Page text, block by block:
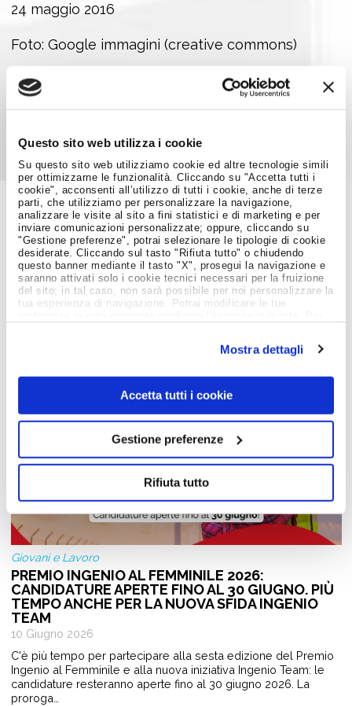
Questo sito web utilizza i cookie
Su questo sito web utilizziamo cookie ed altre tecnologie simili
per ottimizzarne le funzionalità. Cliccando su "Accetta tutti i
cookie", acconsenti all’utilizzo di tutti i cookie, anche di terze
parti, che utilizziamo per personalizzare la navigazione,
analizzare le visite al sito a fini statistici e di marketing e per
inviare comunicazioni personalizzate; oppure, cliccando su
"Gestione preferenze", potrai selezionare le tipologie di cookie
desiderate. Cliccando sul tasto "Rifiuta tutto" o chiudendo
questo banner mediante il tasto "X", prosegui la navigazione e
saranno attivati solo i cookie tecnici necessari per la fruizione
del sito; in tal caso, non sarà possibile per noi personalizzare la
tua esperienza di navigazione. Potrai modificare le tue
Mostra dettagli
Accetta tutti i cookie
Gestione preferenze
Rifiuta tutto
24 maggio 2016
Foto: Google immagini (creative commons)
Job Meeting
MAGAZINE
Notizie dal Mondo del Lavoro
Giovani e Lavoro
PREMIO INGENIO AL FEMMINILE 2026:
CANDIDATURE APERTE FINO AL 30 GIUGNO. PIÙ
TEMPO ANCHE PER LA NUOVA SFIDA INGENIO
TEAM
10 Giugno 2026
C'è più tempo per partecipare alla sesta edizione del Premio
Ingenio al Femminile e alla nuova iniziativa Ingenio Team: le
candidature resteranno aperte fino al 30 giugno 2026. La
proroga…